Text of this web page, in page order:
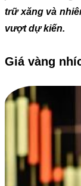
trữ xăng và
vượt dự kiến.
Giá vàng